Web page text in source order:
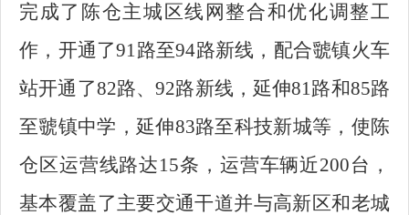
完成了陈仓主城区线网整合和优化调整工
作，开通了91路至94路新线，配合虢镇火车
站开通了82路、92路新线，延伸81路和85路
至虢镇中学，延伸83路至科技新城等，使陈
仓区运营线路达15条，运营车辆近200台，
基本覆盖了主要交通干道并与高新区和老城